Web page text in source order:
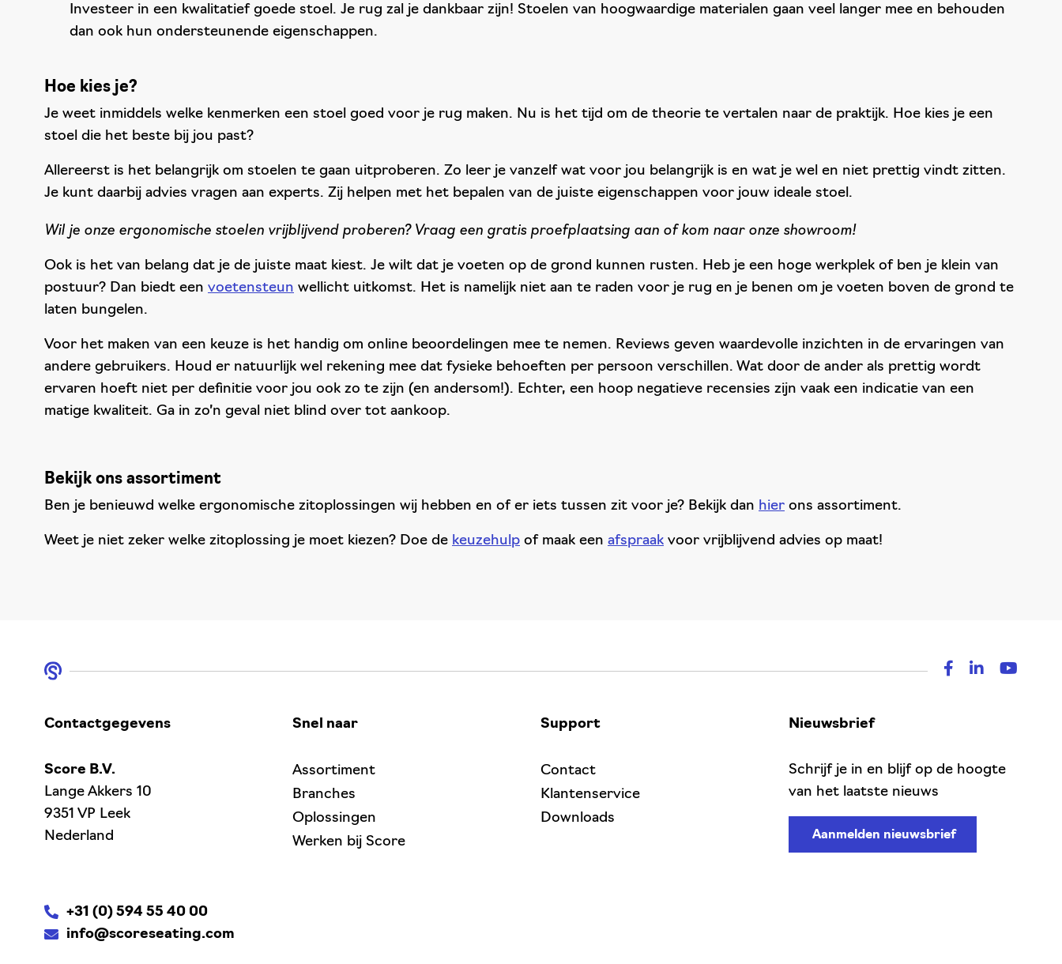
Investeer in een kwalitatief goede stoel. Je rug zal je dankbaar zijn! Stoelen van hoogwaardige materialen gaan veel langer mee en behouden
dan ook hun ondersteunende eigenschappen.
Hoe kies je?
Je weet inmiddels welke kenmerken een stoel goed voor je rug maken. Nu is het tijd om de theorie te vertalen naar de praktijk. Hoe kies je een
stoel die het beste bij jou past?
Allereerst is het belangrijk om stoelen te gaan uitproberen. Zo leer je vanzelf wat voor jou belangrijk is en wat je wel en niet prettig vindt zitten.
Je kunt daarbij advies vragen aan experts. Zij helpen met het bepalen van de juiste eigenschappen voor jouw ideale stoel.
Wil je onze ergonomische stoelen vrijblijvend proberen? Vraag een gratis proefplaatsing aan of kom naar onze showroom!
Ook is het van belang dat je de juiste maat kiest. Je wilt dat je voeten op de grond kunnen rusten. Heb je een hoge werkplek of ben je klein van
postuur? Dan biedt een voetensteun wellicht uitkomst. Het is namelijk niet aan te raden voor je rug en je benen om je voeten boven de grond te
laten bungelen.
Voor het maken van een keuze is het handig om online beoordelingen mee te nemen. Reviews geven waardevolle inzichten in de ervaringen van
andere gebruikers. Houd er natuurlijk wel rekening mee dat fysieke behoeften per persoon verschillen. Wat door de ander als prettig wordt
ervaren hoeft niet per definitie voor jou ook zo te zijn (en andersom!). Echter, een hoop negatieve recensies zijn vaak een indicatie van een
matige kwaliteit. Ga in zo’n geval niet blind over tot aankoop.
Bekijk ons assortiment
Ben je benieuwd welke ergonomische zitoplossingen wij hebben en of er iets tussen zit voor je? Bekijk dan hier ons assortiment.
Weet je niet zeker welke zitoplossing je moet kiezen? Doe de keuzehulp of maak een afspraak voor vrijblijvend advies op maat!
Contactgegevens
Score B.V.
Lange Akkers 10
9351 VP Leek
Nederland
+31 (0) 594 55 40 00
info@scoreseating.com
Snel naar
Assortiment
Branches
Oplossingen
Werken bij Score
Support
Contact
Klantenservice
Downloads
Nieuwsbrief
Schrijf je in en blijf op de hoogte
van het laatste nieuws
Aanmelden nieuwsbrief